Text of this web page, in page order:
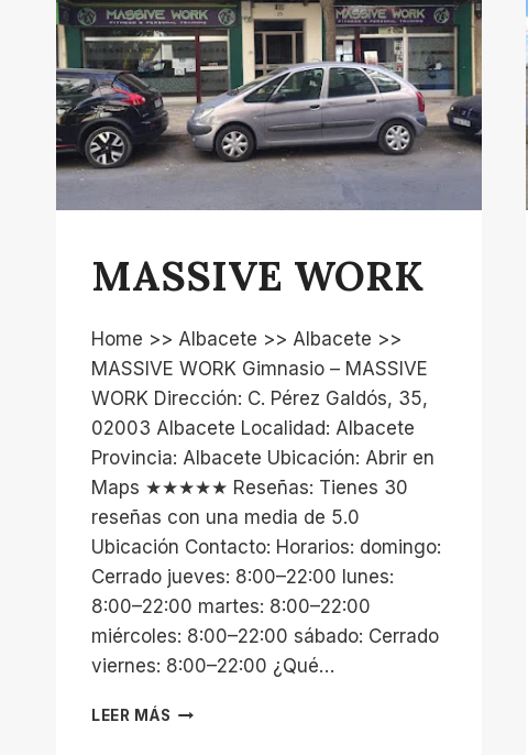
MASSIVE WORK
Home >> Albacete >> Albacete >>
MASSIVE WORK Gimnasio – MASSIVE
WORK Dirección: C. Pérez Galdós, 35,
02003 Albacete Localidad: Albacete
Provincia: Albacete Ubicación: Abrir en
Maps ★★★★★ Reseñas: Tienes 30
reseñas con una media de 5.0
Ubicación Contacto: Horarios: domingo:
Cerrado jueves: 8:00–22:00 lunes:
8:00–22:00 martes: 8:00–22:00
miércoles: 8:00–22:00 sábado: Cerrado
viernes: 8:00–22:00 ¿Qué…
LEER MÁS MASSIVE